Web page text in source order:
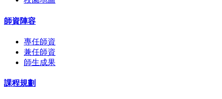
師資陣容
專任師資
兼任師資
師生成果
課程規劃